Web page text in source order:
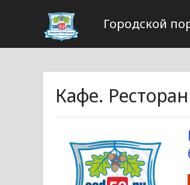
Городской
Кафе.